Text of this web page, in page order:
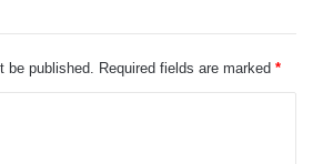
be published. Required fields are marked *